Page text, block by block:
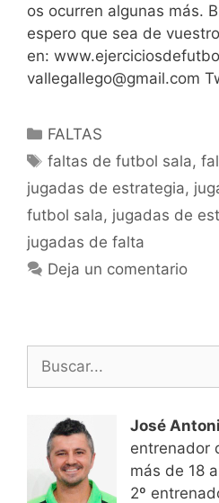
os ocurren algunas más.
espero que sea de
en:
vallegallego@gmail.com
Categorías
FALTAS
Etiquetas
faltas de futbol sala,
jugadas de estrategia,
futbol sala, jugadas de
jugadas de falta
Deja un comentario
José
entrenador
más de 18
2º